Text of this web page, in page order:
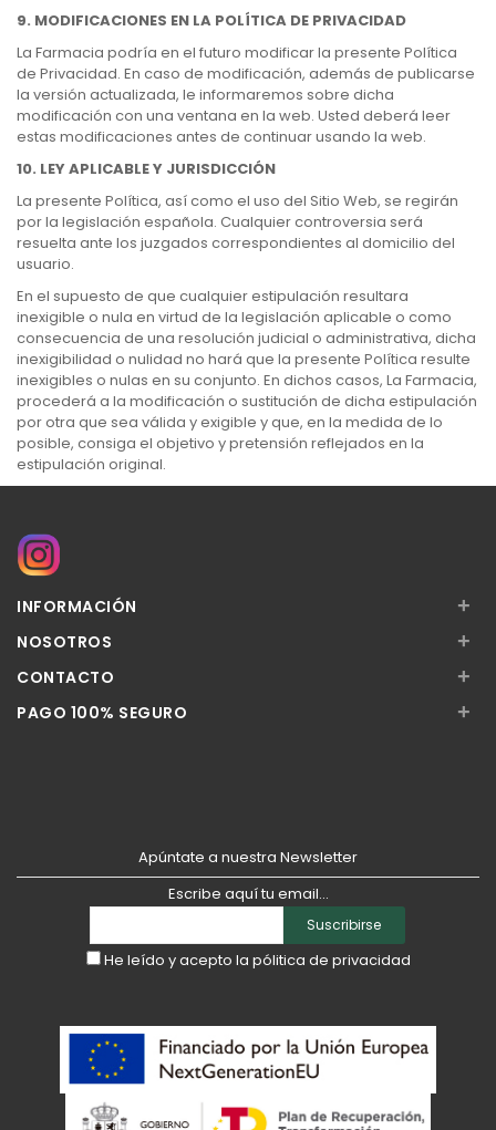
9. MODIFICACIONES EN LA POLÍTICA DE PRIVACIDAD
La Farmacia podría en el futuro modificar la presente Política
de Privacidad. En caso de modificación, además de publicarse
la versión actualizada, le informaremos sobre dicha
modificación con una ventana en la web. Usted deberá leer
estas modificaciones antes de continuar usando la web.
10. LEY APLICABLE Y JURISDICCIÓN
La presente Política, así como el uso del Sitio Web, se regirán
por la legislación española. Cualquier controversia será
resuelta ante los juzgados correspondientes al domicilio del
usuario.
En el supuesto de que cualquier estipulación resultara
inexigible o nula en virtud de la legislación aplicable o como
consecuencia de una resolución judicial o administrativa, dicha
inexigibilidad o nulidad no hará que la presente Política resulte
inexigibles o nulas en su conjunto. En dichos casos, La Farmacia,
procederá a la modificación o sustitución de dicha estipulación
por otra que sea válida y exigible y que, en la medida de lo
posible, consiga el objetivo y pretensión reflejados en la
estipulación original.
INFORMACIÓN +
NOSOTROS +
CONTACTO +
PAGO 100% SEGURO +
Apúntate a nuestra Newsletter
Escribe aquí tu email...
Suscribirse
He leído y acepto la pólitica de privacidad